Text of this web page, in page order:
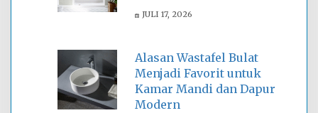
JULI 17, 2026
Alasan Wastafel Bulat
Menjadi Favorit untuk
Kamar Mandi dan Dapur
Modern